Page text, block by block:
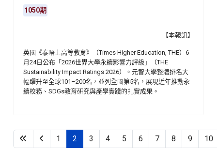
1050期
【本報訊】
英國《泰晤士高等教育》（Times Higher Education, THE） 6
月 24日公布「 2026世界大學永續影響力評級」（THE
Sustainability Impact Ratings 2026）。元智大學整體排名大
幅躍升至全球101 –200名，並列全國第5名，展現近年推動永
續校務、 SDGs教育研究與產學實踐的扎實成果。
1 2 3 4 5 6 7 8 9 10